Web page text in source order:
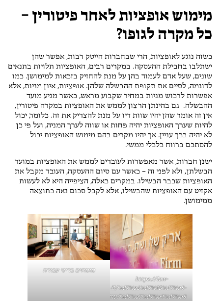
מימוש אופציות לאחר פיטורין –
כל מקרה לגופו?
כשזה נוגע לאופציות, הרי שבחברות הייטק רבות, אפשר שהן
ישתלבו בחבילת ההעסקה. במקרים רבים, האופציות תלויות בתנאים
שונים, שעל אדם לעמוד בהן על מנת להחזיק בזכאות למימושן. כמו
לדוגמה, לסיים את תקופת ההבשלה שלהן. אופציות, אינן מניות, אלא
אפשרות לרכוש מניות במחיר שקבוע מראש, כאשר מגיע מועד
ההבשלה. גם בהינתן הרצון לממש את האופציות במקרה פיטורין,
אין זה אומר שהן יהיו שוות דיו על מנת להצדיק את זה. כלומר, יכול
להיות שערך האופציות יהיה פחות או שווה לערך המניה, ועל פי כן
לא יהיה בכך עניין. אך יהיו מקרים בהם מימוש האופציות יכול
להסתכם ברווח כלכלי ממשי.
ישנן חברות, אשר מאפשרות לעובדים לממש את האופציות במועד
הבשלתן, ולא לפני זה – כאשר עם סיום ההעסקה, העובד מקבל את
האופציות שכבר הבשילו. במקרים כאלה, הציפייה היא לא לעשות
אקזיט עם האופציות שהבשילו, אלא לקבל סכום נאה כתוצאה
ממימושן.
https://law-
shalev.co.il/%d7%a6%d7%95%d7%a8-
%d7%a7%d7%a9%d7%a8/ עורך
מומחים בדיני עבודה